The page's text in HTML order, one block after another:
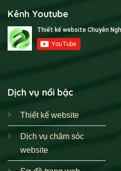
Kênh Youtube
Dịch vụ nổi bậc
Thiết kế website
Dịch vụ chăm sóc
website